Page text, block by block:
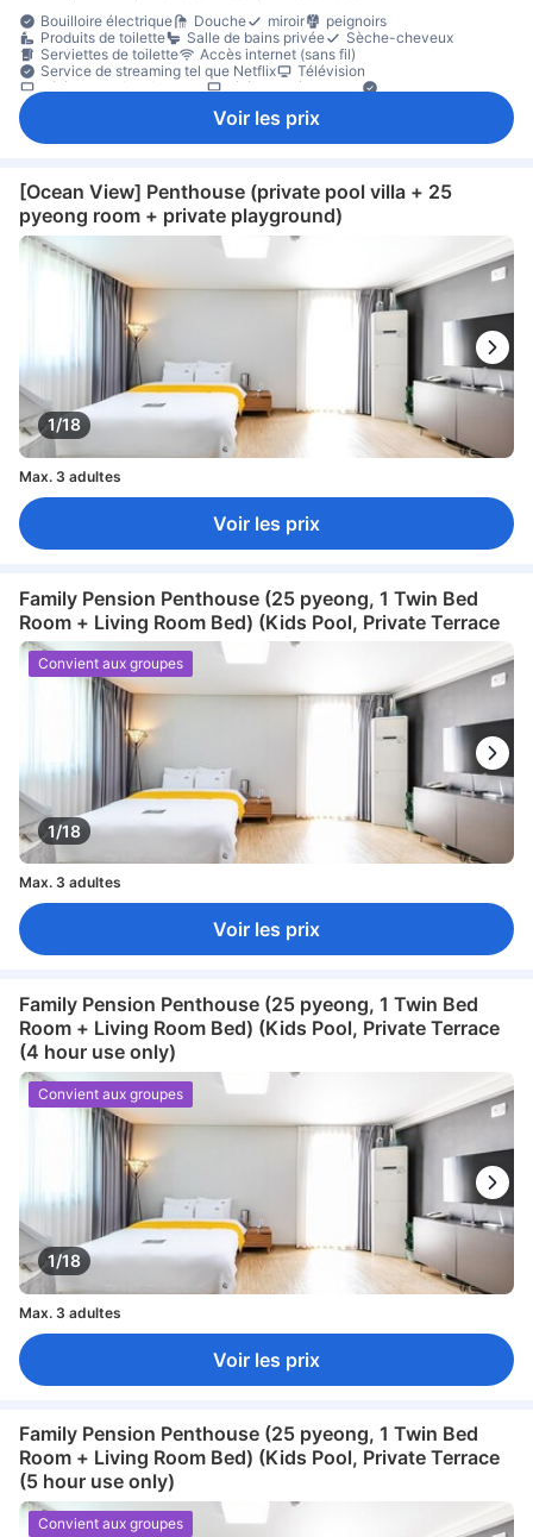
Bouilloire électrique
Douche miroir
peignoirs
Produits de toilette
Salle de bains privée
Sèche-cheveux
Serviettes de toilette
Accès internet (sans fil)
Service de streaming tel que Netflix
Télévision
Télévision câble/satellite
télévision écran plat
cuisine équipée
Accessible par ascenseur
Climatisation individuelle Non-fumeur
Voir les prix
[Ocean View] Penthouse (private pool villa + 25
pyeong room + private playground)
1/18
Max. 3 adultes
Voir les prix
Family Pension Penthouse (25 pyeong, 1 Twin Bed
Room + Living Room Bed) (Kids Pool, Private Terrace
1/18
Convient aux groupes
Max. 3 adultes
Voir les prix
Family Pension Penthouse (25 pyeong, 1 Twin Bed
Room + Living Room Bed) (Kids Pool, Private Terrace
(4 hour use only)
1/18
Convient aux groupes
Max. 3 adultes
Voir les prix
Family Pension Penthouse (25 pyeong, 1 Twin Bed
Room + Living Room Bed) (Kids Pool, Private Terrace
(5 hour use only)
Convient aux groupes